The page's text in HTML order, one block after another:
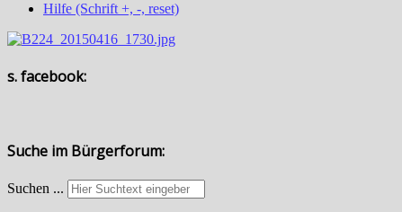
Hilfe (Schrift +, -, reset)
s. facebook:
Suche im Bürgerforum:
Suchen ...